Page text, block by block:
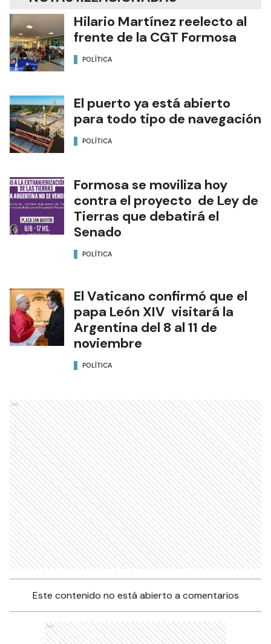
Hilario Martínez reelecto al
frente de la CGT Formosa
POLÍTICA
El puerto ya está abierto
para todo tipo de navegación
POLÍTICA
Formosa se moviliza hoy
contra el proyecto de Ley de
Tierras que debatirá el
Senado
POLÍTICA
El Vaticano confirmó que el
papa León XIV visitará la
Argentina del 8 al 11 de
noviembre
POLÍTICA
Ads
Este contenido no está abierto a comentarios
Ads